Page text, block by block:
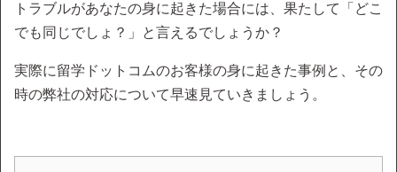
トラブルがあなたの身に起きた場合には、果たして「どこ
でも同じでしょ？」と言えるでしょうか？
実際に留学ドットコムのお客様の身に起きた事例と、その
時の弊社の対応について早速見ていきましょう。